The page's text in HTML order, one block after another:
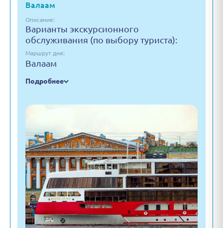
Валаам
Описание:
Варианты экскурсионного
обслуживания (по выбору туриста):
Маршрут дня:
Валаам
Подробнее